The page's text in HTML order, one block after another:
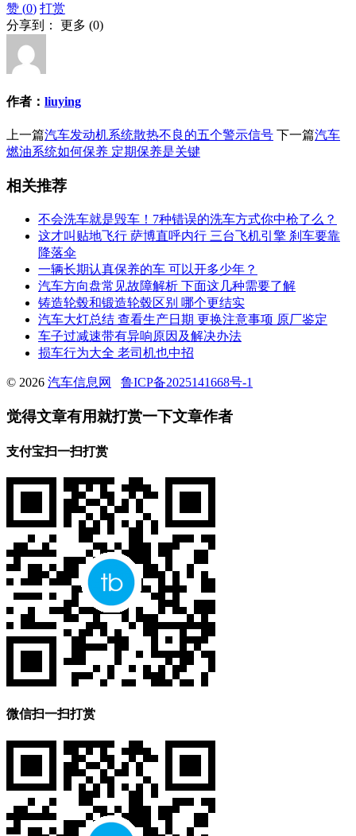
赞 (0) 打赏
分享到： 更多 (0)
作者： liuying
上一篇汽车发动机系统散热不良的五个警示信号 下一篇汽车
燃油系统如何保养 定期保养是关键
相关推荐
不会洗车就是毁车！7种错误的洗车方式你中枪了么？
这才叫贴地飞行 萨博直呼内行 三台飞机引擎 刹车要靠
降落伞
一辆长期认真保养的车 可以开多少年？
汽车方向盘常见故障解析 下面这几种需要了解
铸造轮毂和锻造轮毂区别 哪个更结实
汽车大灯总结 查看生产日期 更换注意事项 原厂鉴定
车子过减速带有异响原因及解决办法
损车行为大全 老司机也中招
© 2026 汽车信息网 鲁ICP备2025141668号-1
觉得文章有用就打赏一下文章作者
支付宝扫一扫打赏
微信扫一扫打赏